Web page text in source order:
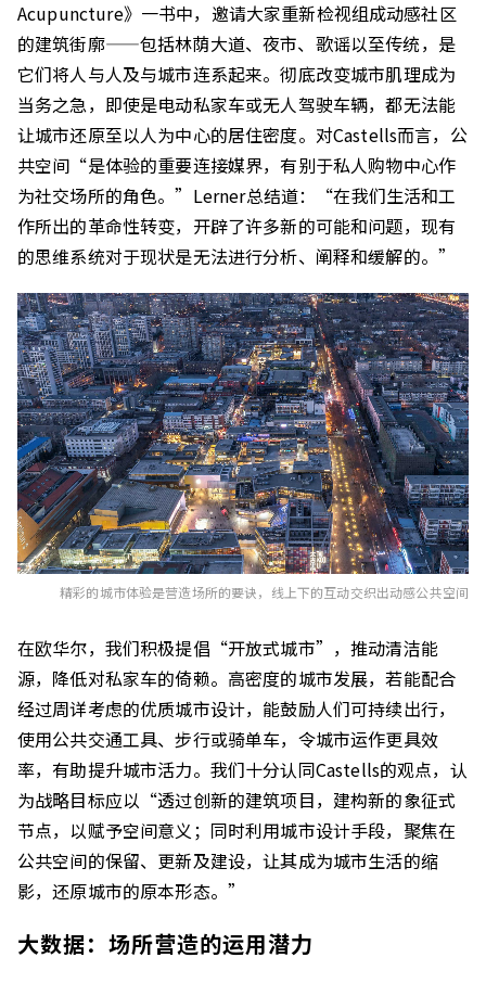
Acupuncture》一书中，邀请大家重新检视组成动感社区
的建筑街廓——包括林荫大道、夜市、歌谣以至传统，是
它们将人与人及与城市连系起来。彻底改变城市肌理成为
当务之急，即使是电动私家车或无人驾驶车辆，都无法能
让城市还原至以人为中心的居住密度。对Castells而言，公
共空间“是体验的重要连接媒界，有别于私人购物中心作
为社交场所的角色。”Lerner总结道：“在我们生活和工
作所出的革命性转变，开辟了许多新的可能和问题，现有
的思维系统对于现状是无法进行分析、阐释和缓解的。”
精彩的城市体验是营造场所的要诀，线上下的互动交织出动感公共空间
在欧华尔，我们积极提倡“开放式城市”，推动清洁能
源，降低对私家车的倚赖。高密度的城市发展，若能配合
经过周详考虑的优质城市设计，能鼓励人们可持续出行，
使用公共交通工具、步行或骑单车，令城市运作更具效
率，有助提升城市活力。我们十分认同Castells的观点，认
为战略目标应以“透过创新的建筑项目，建构新的象征式
节点，以赋予空间意义；同时利用城市设计手段，聚焦在
公共空间的保留、更新及建设，让其成为城市生活的缩
影，还原城市的原本形态。”
大数据：场所营造的运用潜力